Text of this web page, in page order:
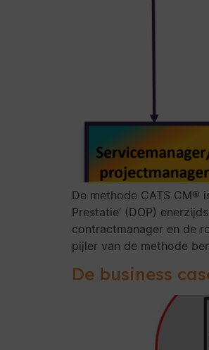
De methode CATS CM®
Prestatie’ (DOP)
contractmanager en de
pijler van de methode
De business